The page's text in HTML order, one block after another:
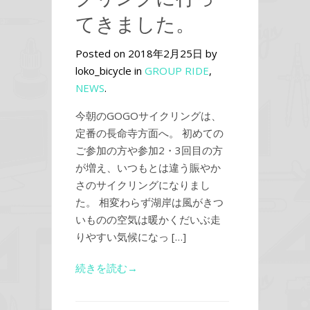
てきました。
Posted on 2018年2月25日 by
loko_bicycle in GROUP RIDE,
NEWS.
今朝のGOGOサイクリングは、
定番の長命寺方面へ。 初めての
ご参加の方や参加2・3回目の方
が増え、いつもとは違う賑やか
さのサイクリングになりまし
た。 相変わらず湖岸は風がきつ
いものの空気は暖かくだいぶ走
りやすい気候になっ […]
続きを読む→